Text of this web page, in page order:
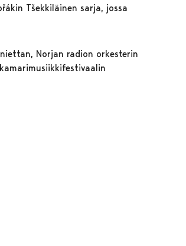
Tšekkiläinen sarja, jossa
Norjan radion orkesterin